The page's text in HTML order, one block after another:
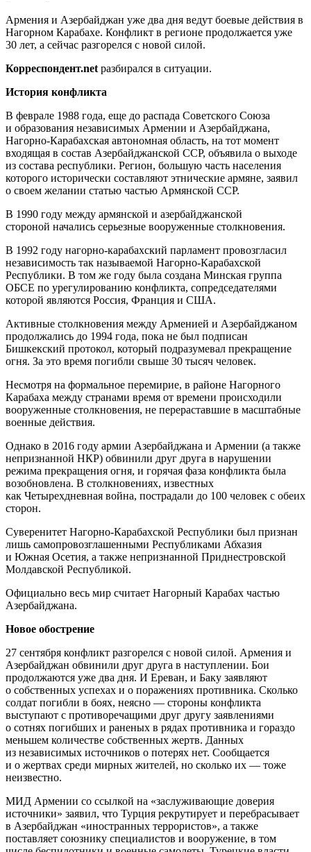
Армения и Азербайджан уже два дня ведут боевые действия в
Нагорном Карабахе. Конфликт в регионе продолжается уже
30 лет, а сейчас разгорелся с новой силой.
Корреспондент.net разбирался в ситуации.
История конфликта
В феврале 1988 года, еще до распада Советского Союза
и образования независимых Армении и Азербайджана,
Нагорно-Карабахская автономная область, на тот момент
входящая в состав Азербайджанской ССР, объявила о выходе
из состава республики. Регион, большую часть населения
которого исторически составляют этнические армяне, заявил
о своем желании статью частью Армянской ССР.
В 1990 году между армянской и азербайджанской
стороной начались серьезные вооруженные столкновения.
В 1992 году нагорно-карабахский парламент провозгласил
независимость так называемой Нагорно-Карабахской
Республики. В том же году была создана Минская группа
ОБСЕ по урегулированию конфликта, сопредседателями
которой являются Россия, Франция и США.
Активные столкновения между Арменией и Азербайджаном
продолжались до 1994 года, пока не был подписан
Бишкекский протокол, который подразумевал прекращение
огня. За это время погибли свыше 30 тысяч человек.
Несмотря на формальное перемирие, в районе Нагорного
Карабаха между странами время от времени происходили
вооруженные столкновения, не перераставшие в масштабные
военные действия.
Однако в 2016 году армии Азербайджана и Армении (а также
непризнанной НКР) обвинили друг друга в нарушении
режима прекращения огня, и горячая фаза конфликта была
возобновлена. В столкновениях, известных
как Четырехдневная война, пострадали до 100 человек с обеих
сторон.
Суверенитет Нагорно-Карабахской Республики был признан
лишь самопровозглашенными Республиками Абхазия
и Южная Осетия, а также непризнанной Приднестровской
Молдавской Республикой.
Официально весь мир считает Нагорный Карабах частью
Азербайджана.
Новое обострение
27 сентября конфликт разгорелся с новой силой. Армения и
Азербайджан обвинили друг друга в наступлении. Бои
продолжаются уже два дня. И Ереван, и Баку заявляют
о собственных успехах и о поражениях противника. Сколько
солдат погибли в боях, неясно — стороны конфликта
выступают с противоречащими друг другу заявлениями
о сотнях погибших и раненых в рядах противника и гораздо
меньшем количестве собственных жертв. Данных
из независимых источников о потерях нет. Сообщается
и о жертвах среди мирных жителей, но сколько их — тоже
неизвестно.
МИД Армении со ссылкой на «заслуживающие доверия
источники» заявил, что Турция рекрутирует и перебрасывает
в Азербайджан «иностранных террористов», а также
поставляет союзнику специалистов и вооружение, в том